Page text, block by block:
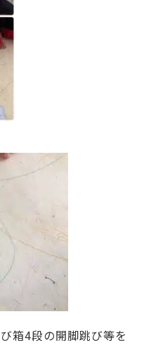
箱4段の開脚跳び等を